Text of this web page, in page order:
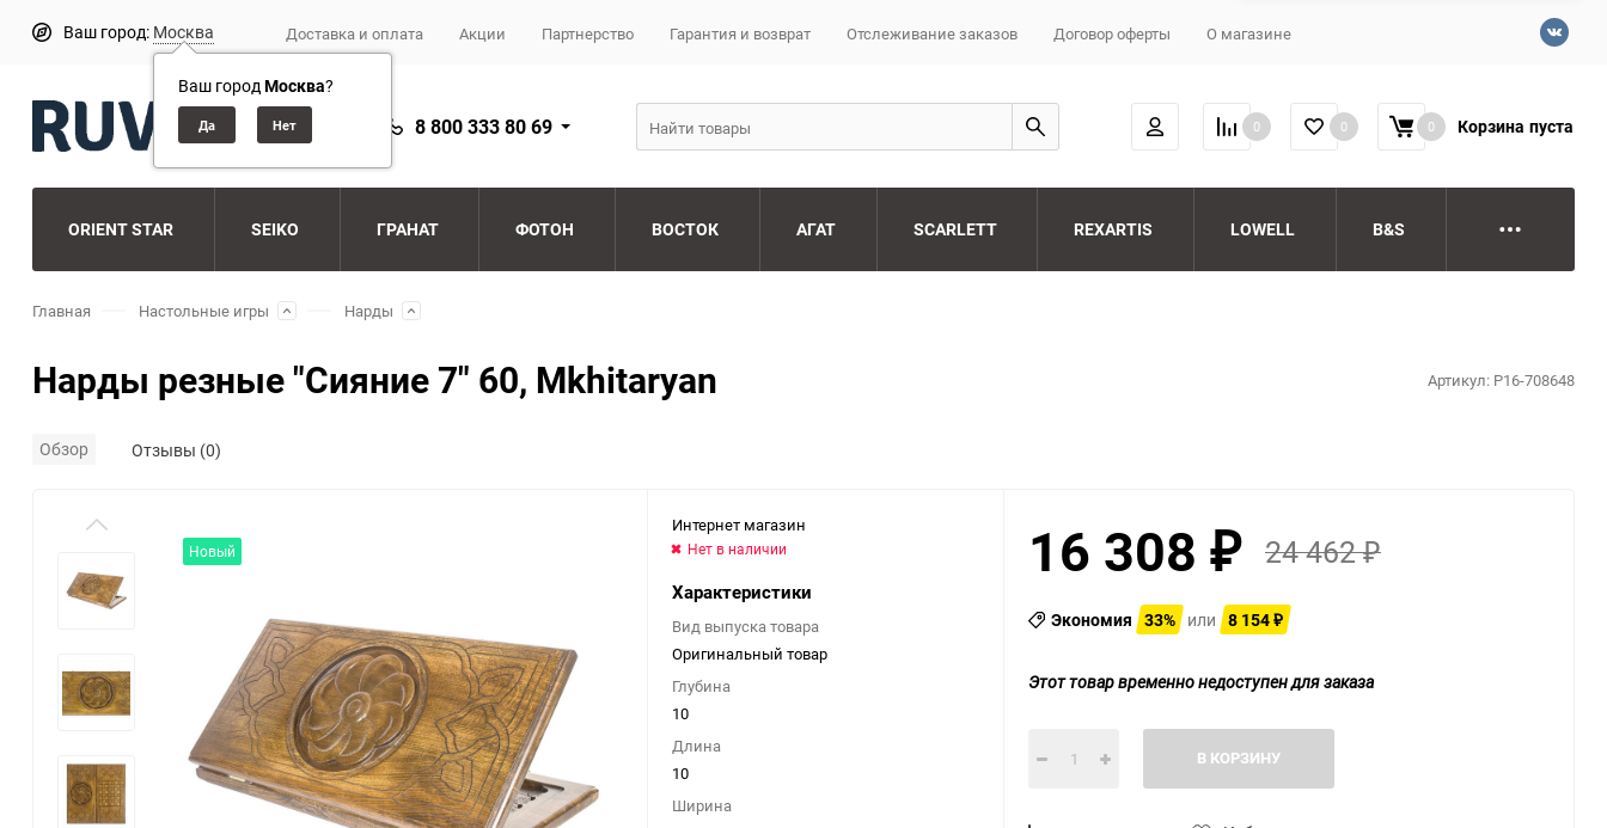
Ваш город: Москва
Ваш городМосква?
Доставка и оплата Акции Партнерство Гарантия и возврат Отслеживание заказов Договор оферты О магазине
8 800 333 80 69 0 0 0 Корзина пуста
ORIENT STAR SEIKO ГРАНАТ ФОТОН ВОСТОК АГАТ SCARLETT REXARTIS LOWELL B&S
Главная Настольные игры Нарды
Нарды резные "Сияние 7" 60, Mkhitaryan Артикул: P16-708648
Обзор Отзывы (0)
Новый
Интернет магазин
Нет в наличии
Характеристики
Вид выпуска товара
Оригинальный товар
Глубина
10
Длина
10
Ширина
16 308 ₽ 24 462₽
Экономия 33% или 8 154 ₽
Этот товар временно недоступен для заказа
В КОРЗИНУ